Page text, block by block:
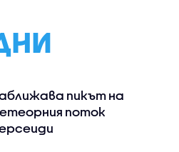
пикът на
поток